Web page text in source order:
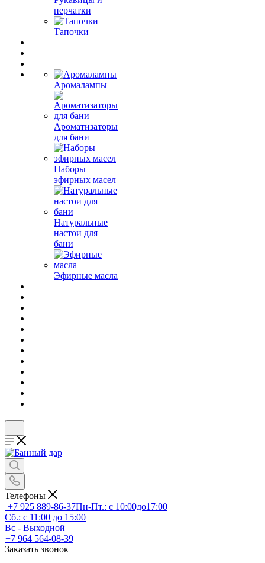
перчатки
Тапочки
Аромалампы
Ароматизаторы
для бани
Наборы
эфирных масел
Натуральные
настои для
бани
Эфирные масла
Телефоны
+7 925 889-86-37Пн-Пт.: с 10:00до17:00
Сб.: с 11:00 до 15:00
Вс - Выходной
+7 964 564-08-39
Заказать звонок